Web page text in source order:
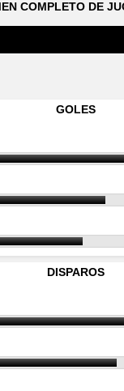
COMPLETO DE
GOLES
DISPAROS